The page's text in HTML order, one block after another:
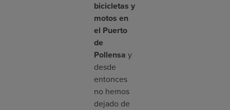
bicicletas y
motos en
el Puerto
de
Pollensa y
desde
entonces
no hemos
dejado de